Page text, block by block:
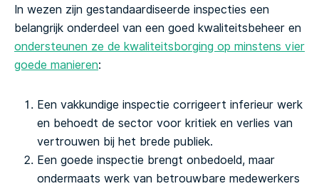
In wezen zijn gestandaardiseerde inspecties een
belangrijk onderdeel van een goed kwaliteitsbeheer en
ondersteunen ze de kwaliteitsborging op minstens vier
goede manieren:
Een vakkundige inspectie corrigeert inferieur werk
en behoedt de sector voor kritiek en verlies van
vertrouwen bij het brede publiek.
Een goede inspectie brengt onbedoeld, maar
ondermaats werk van betrouwbare medewerkers